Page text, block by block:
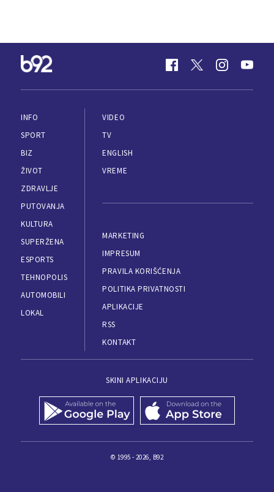
INFO
SPORT
BIZ
ŽIVOT
ZDRAVLJE
PUTOVANJA
KULTURA
SUPERŽENA
ESPORTS
TEHNOPOLIS
AUTOMOBILI
LOKAL
VIDEO
TV
ENGLISH
VREME
MARKETING
IMPRESUM
PRAVILA KORIŠĆENJA
POLITIKA PRIVATNOSTI
APLIKACIJE
RSS
KONTAKT
SKINI APLIKACIJU
© 1995 - 2026, B92